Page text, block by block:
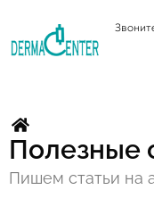
Полезные
Пишем статьи на